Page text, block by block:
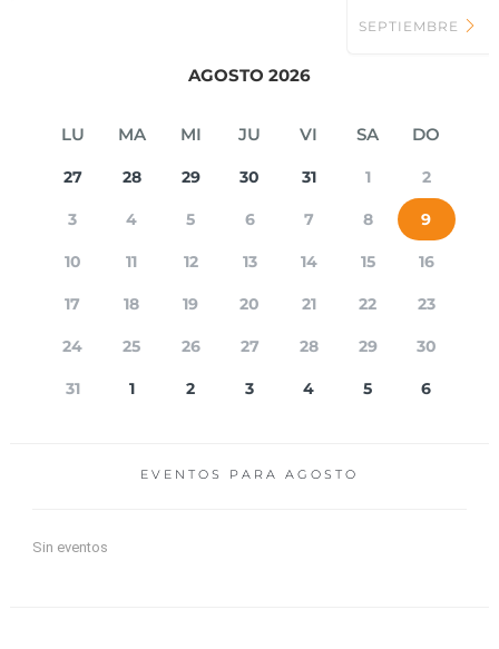
AGOSTO 2026
SEPTIEMBRE
LU MA MI JU VI SA DO
27 28 29 30 31 1 2
3 4 5 6 7 8 9
10 11 12 13 14 15 16
17 18 19 20 21 22 23
24 25 26 27 28 29 30
31 1 2 3 4 5 6
EVENTOS PARA AGOSTO
Sin eventos